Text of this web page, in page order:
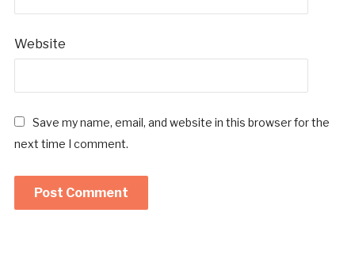
Website
Save my name, email, and website in this browser for the
next time I comment.